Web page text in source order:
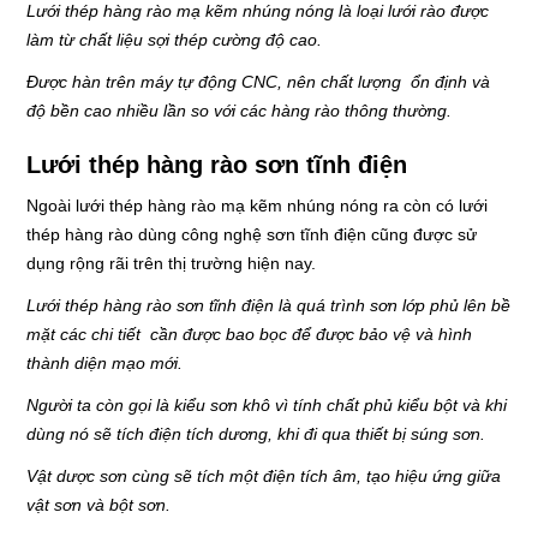
Lưới thép hàng rào mạ kẽm nhúng nóng là loại lưới rào được
làm từ chất liệu sợi thép cường độ cao.
Được hàn trên máy tự động CNC, nên chất lượng ổn định và
độ bền cao nhiều lần so với các hàng rào thông thường.
Lưới thép hàng rào sơn tĩnh điện
Ngoài lưới thép hàng rào mạ kẽm nhúng nóng ra còn có lưới
thép hàng rào dùng công nghệ sơn tĩnh điện cũng được sử
dụng rộng rãi trên thị trường hiện nay.
Lưới thép hàng rào sơn tĩnh điện là quá trình sơn lớp phủ lên bề
mặt các chi tiết cần được bao bọc để được bảo vệ và hình
thành diện mạo mới.
Người ta còn gọi là kiểu sơn khô vì tính chất phủ kiểu bột và khi
dùng nó sẽ tích điện tích dương, khi đi qua thiết bị súng sơn.
Vật dược sơn cùng sẽ tích một điện tích âm, tạo hiệu ứng giữa
vật sơn và bột sơn.